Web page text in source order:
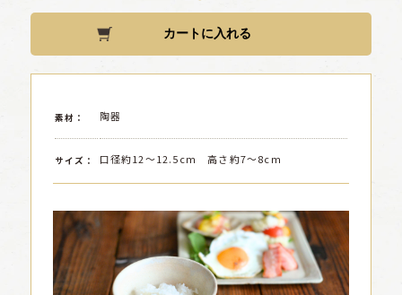
素材： 陶器
サイズ： 口径約12〜12.5cm 高さ約7〜8cm